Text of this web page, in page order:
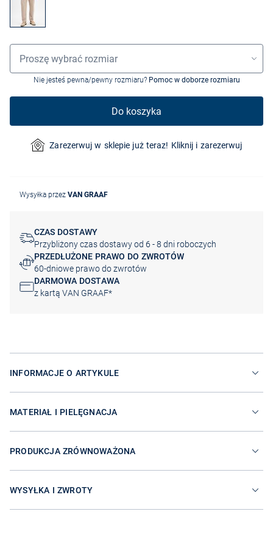
Wybór rozmiaru
Proszę wybrać rozmiar
Nie jesteś pewna/pewny rozmiaru? Pomoc w doborze rozmiaru
Do koszyka
Zarezerwuj w sklepie już teraz! Kliknij i zarezerwuj
Wysyłka przez VAN GRAAF
CZAS DOSTAWY
Przybliżony czas dostawy od 6 - 8 dni roboczych
PRZEDŁUŻONE PRAWO DO ZWROTÓW
60-dniowe prawo do zwrotów
DARMOWA DOSTAWA
z kartą VAN GRAAF*
INFORMACJE O ARTYKULE
MATERIAŁ I PIELĘGNACJA
PRODUKCJA ZRÓWNOWAŻONA
WYSYŁKA I ZWROTY